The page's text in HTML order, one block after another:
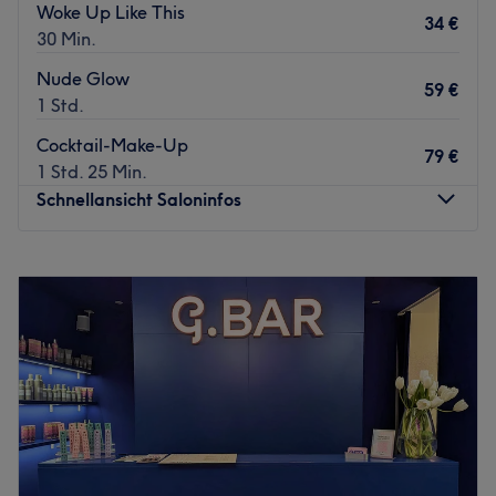
Extras: Kostenfreie Getränke und WLAN, keine Haustiere
erlaubt.
Woke Up Like This
30 Min.
34 €
Nude Glow
1 Std.
59 €
Cocktail-Make-Up
1 Std. 25 Min.
79 €
Schnellansicht Saloninfos
20:00
Mittwoch
20:00
Donnerstag
09:00
19:00
Freitag
20:00
Samstag
17:30
Sonntag
Geschlossen
Atmosphäre: Bei DYVO – Laser & Beauty erwartet dich